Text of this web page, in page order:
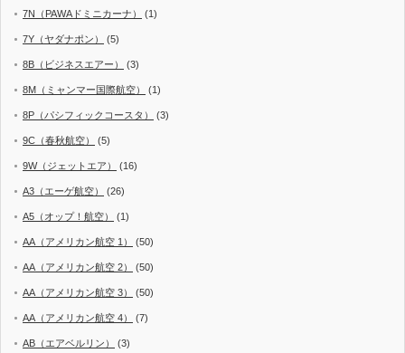
7N（PAWAドミニカーナ） (1)
7Y（ヤダナポン） (5)
8B（ビジネスエアー） (3)
8M（ミャンマー国際航空） (1)
8P（パシフィックコースタ） (3)
9C（春秋航空） (5)
9W（ジェットエア） (16)
A3（エーゲ航空） (26)
A5（オップ！航空） (1)
AA（アメリカン航空 1） (50)
AA（アメリカン航空 2） (50)
AA（アメリカン航空 3） (50)
AA（アメリカン航空 4） (7)
AB（エアベルリン） (3)